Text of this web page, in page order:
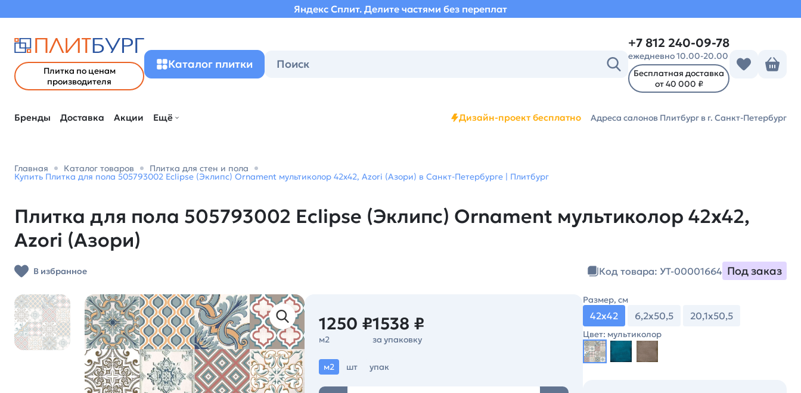
Яндекс Сплит. Делите частями без переплат
Плитка по ценам
производителя
Каталог плитки
+7 812 240-09-78
ежедневно 10.00-20.00
Бесплатная доставка
от 40 000 ₽
Бренды Доставка Акции Ещё Дизайн-проект бесплатно Адреса салонов Плитбург в г. Санкт-Петербург
Главная Каталог товаров Плитка для стен и пола
Купить Плитка для пола 505793002 Eclipse (Эклипс) Ornament мультиколор 42х42, Azori (Азори) в Санкт-Петербурге | Плитбург
Плитка для пола 505793002 Eclipse (Эклипс) Ornament мультиколор 42х42,
Azori (Азори)
В избранное Код товара: УТ-00001664 Под заказ
1250 ₽
м2
1538 ₽
за упаковку
м2 шт упак
Размер, см
42х42 6,2х50,5 20,1х50,5
Цвет: мультиколор